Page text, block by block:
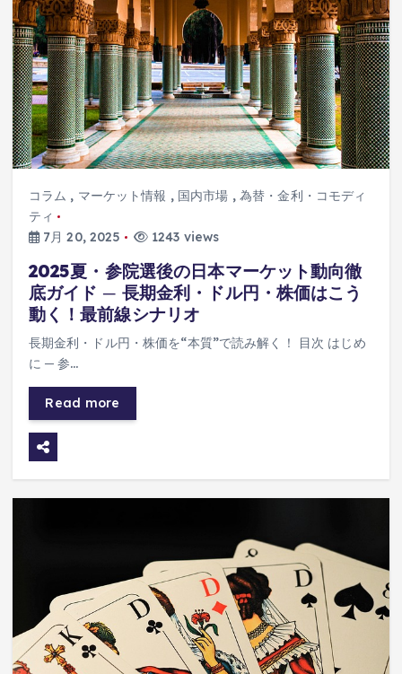
コラム , マーケット情報 , 国内市場 , 為替・金利・コモディ
ティ
7月 20, 2025
1243 views
2025夏・参院選後の日本マーケット動向徹
底ガイド ─ 長期金利・ドル円・株価はこう
動く！最前線シナリオ
長期金利・ドル円・株価を“本質”で読み解く！ 目次 はじめ
に ─ 参…
Read more